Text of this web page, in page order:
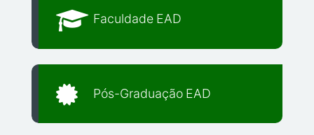
Faculdade EAD
Pós-Graduação EAD